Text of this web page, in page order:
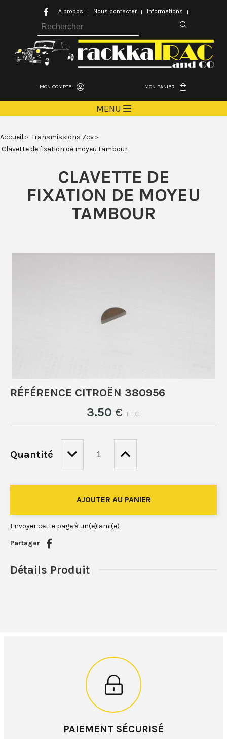
MON COMPTE MON PANIER
MENU
Accueil
Transmissions 7cv
Clavette de fixation de moyeu tambour
CLAVETTE DE
FIXATION DE MOYEU
TAMBOUR
RÉFÉRENCE CITROËN 380956
3.50 € T.T.C.
Quantité
Envoyer cette page à un(e) ami(e)
Partager
Détails Produit
A propos Nous contacter Informations
PAIEMENT SÉCURISÉ